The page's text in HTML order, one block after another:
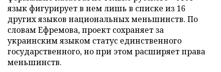
язык фигурирует в нем лишь в списке из 16
других языков национальных меньшинств. По
словам Ефремова, проект сохраняет за
украинским языком статус единственного
государственного, но при этом расширяет права
меньшинств.